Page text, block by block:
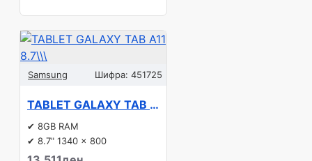
Samsung Шифра: 451725
TABLET GALAXY TAB A11 8.7\\\"/128GB LTE GREY SM-X135 SAMSUNG
✔ 8GB RAM
✔ 8.7" 1340 x 800